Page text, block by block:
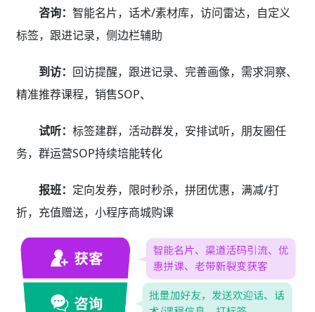
咨询： 智能名片，话术/素材库，访问雷达，自定义
标签，跟进记录，侧边栏辅助
到访： 回访提醒，跟进记录、完善画像，需求洞察、
精准推荐课程，销售SOP、
试听： 标签建群，活动群发，安排试听，朋友圈任
务，群运营SOP持续培能转化
报班： 定向发券，限时秒杀，拼团优惠，满减/打
折，充值赠送，小程序商城购课